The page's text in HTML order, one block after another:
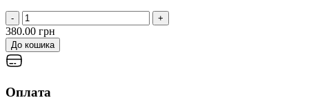
- +
380.00 грн
До кошика
Оплата